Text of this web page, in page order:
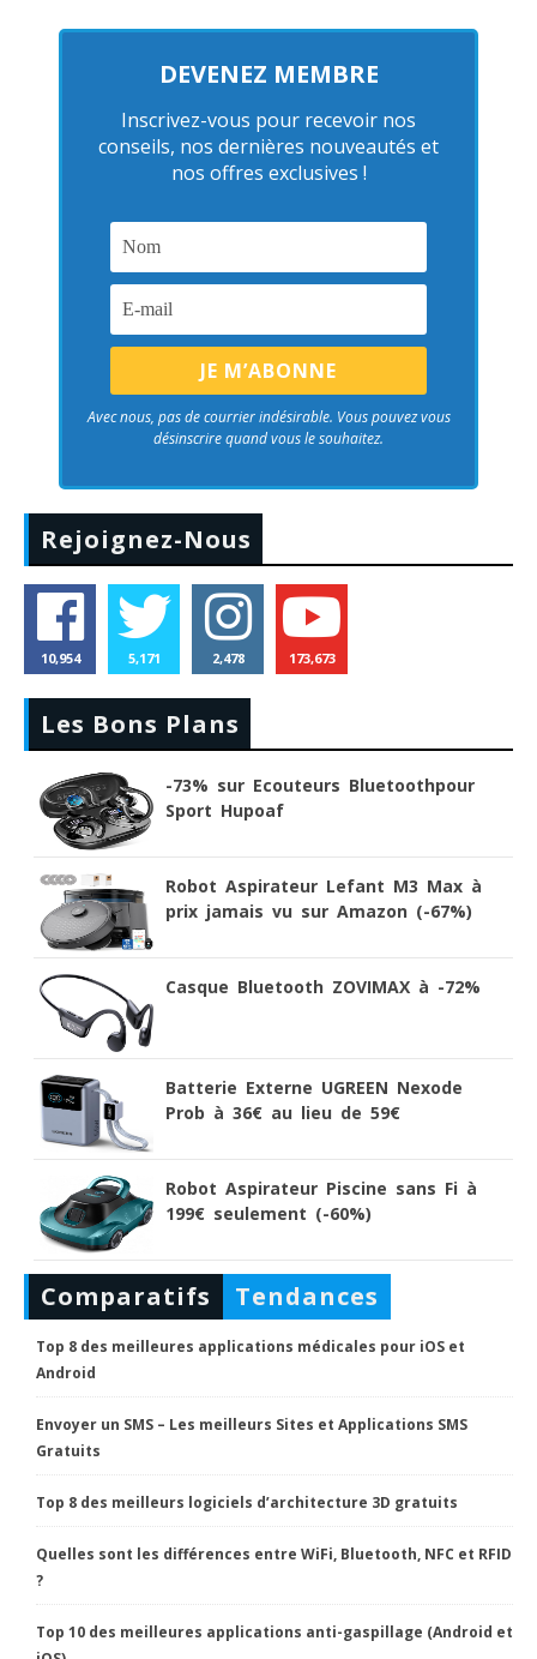
DEVENEZ MEMBRE
Inscrivez-vous pour recevoir nos
conseils, nos dernières nouveautés et
nos offres exclusives !
Avec nous, pas de courrier indésirable. Vous pouvez vous
désinscrire quand vous le souhaitez.
Rejoignez-Nous
10,954 5,171 2,478 173,673
Les Bons Plans
-73% sur Ecouteurs Bluetoothpour
Sport Hupoaf
Robot Aspirateur Lefant M3 Max à
prix jamais vu sur Amazon (-67%)
Casque Bluetooth ZOVIMAX à -72%
Batterie Externe UGREEN Nexode
Prob à 36€ au lieu de 59€
Robot Aspirateur Piscine sans Fi à
199€ seulement (-60%)
Comparatifs Tendances
Top 8 des meilleures applications médicales pour iOS et
Android
Envoyer un SMS – Les meilleurs Sites et Applications SMS
Gratuits
Top 8 des meilleurs logiciels d’architecture 3D gratuits
Quelles sont les différences entre WiFi, Bluetooth, NFC et RFID
?
Top 10 des meilleures applications anti-gaspillage (Android et